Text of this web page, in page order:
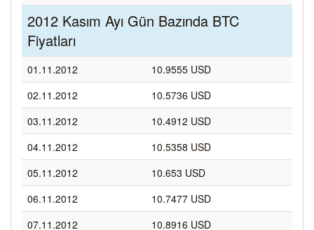
2012 Kasım Ayı Gün Bazında BTC
Fiyatları
01.11.2012
10.9555 USD
02.11.2012
10.5736 USD
03.11.2012
10.4912 USD
04.11.2012
10.5358 USD
05.11.2012
10.653 USD
06.11.2012
10.7477 USD
07.11.2012
10.8916 USD